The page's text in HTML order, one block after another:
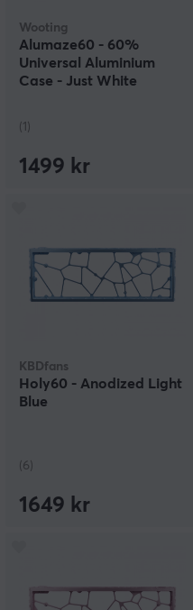
Wooting
Alumaze60 - 60%
Universal Aluminium
Case - Just White
(1)
1499 kr
KBDfans
Holy60 - Anodized Light
Blue
(6)
1649 kr